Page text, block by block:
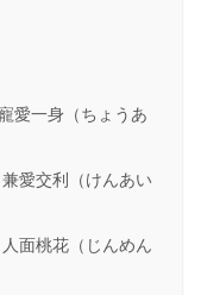
愛一身（ちょうあ
愛交利（けんあい
面桃花（じんめん